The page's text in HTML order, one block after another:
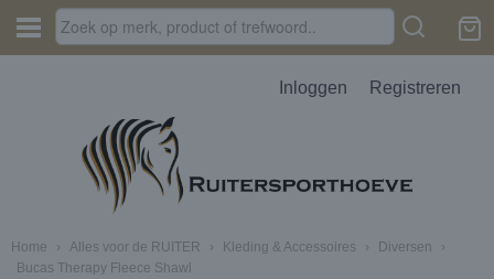
Inloggen Registreren
Home › Alles voor de RUITER › Kleding & Accessoires › Diversen
›
Bucas Therapy Fleece Shawl